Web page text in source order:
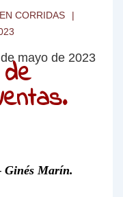
CORRIDAS
Ginés Marín.